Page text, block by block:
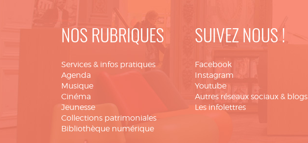
NOS RUBRIQUES
Services & infos pratiques
Agenda
Musique
Cinéma
Jeunesse
Collections patrimoniales
Bibliothèque numérique
SUIVEZ NOUS !
Facebook
Instagram
Youtube
Autres réseaux sociaux & blogs
Les infolettres